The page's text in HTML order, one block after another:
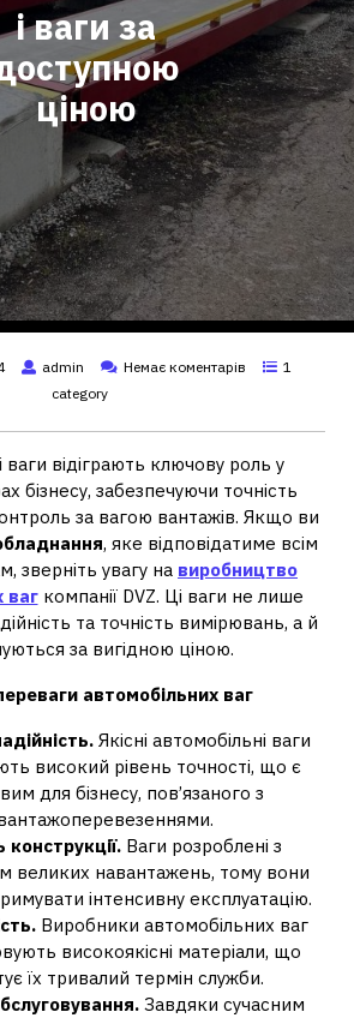
і ваги за
ціною
admin Немає коментарів
1
category
ваги відіграють ключову роль у
бізнесу, забезпечуючи точність
за вагою вантажів. Якщо ви
, яке відповідатиме всім
зверніть увагу на виробництво
вагкомпанії DVZ. Ці ваги не лише
та точність вимірювань, а й
за вигідною ціною.
автомобільних ваг
Якісні автомобільні ваги
високий рівень точності, що є
для бізнесу, пов’язаного з
конструкції.Ваги розроблені з
великих навантажень, тому вони
інтенсивну експлуатацію.
Виробники автомобільних ваг
високоякісні матеріали, що
їх тривалий термін служби.
Завдяки сучасним